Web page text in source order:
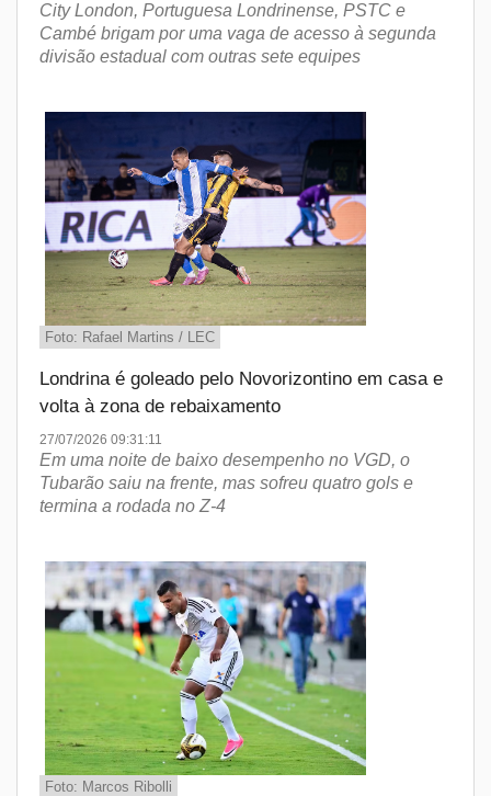
City London, Portuguesa Londrinense, PSTC e
Cambé brigam por uma vaga de acesso à segunda
divisão estadual com outras sete equipes
Foto: Rafael Martins / LEC
Londrina é goleado pelo Novorizontino em casa e
volta à zona de rebaixamento
27/07/2026 09:31:11
Em uma noite de baixo desempenho no VGD, o
Tubarão saiu na frente, mas sofreu quatro gols e
termina a rodada no Z-4
Foto: Marcos Ribolli